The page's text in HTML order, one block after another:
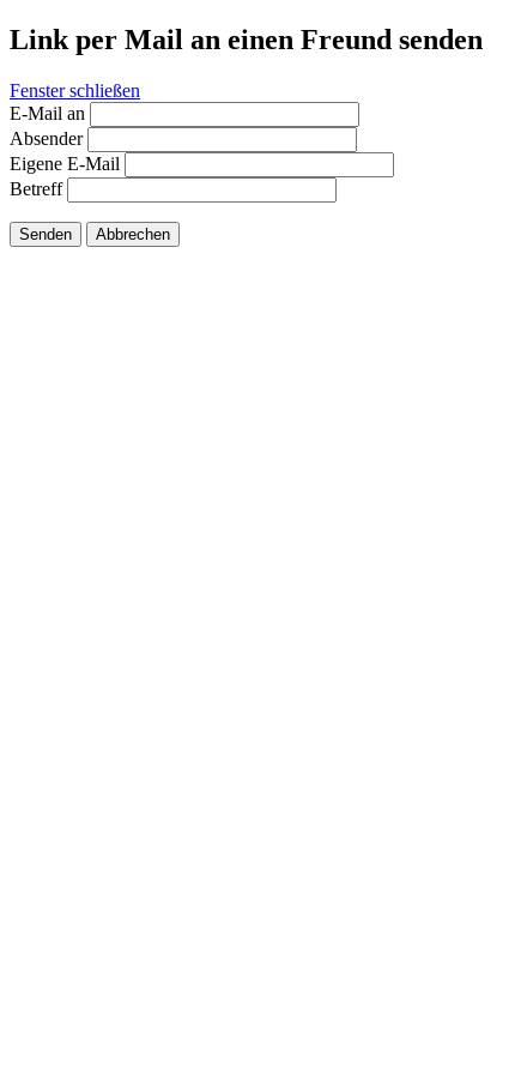
Link per Mail an einen Freund senden
Fenster schließen
E-Mail an
Absender
Eigene E-Mail
Betreff
Senden Abbrechen